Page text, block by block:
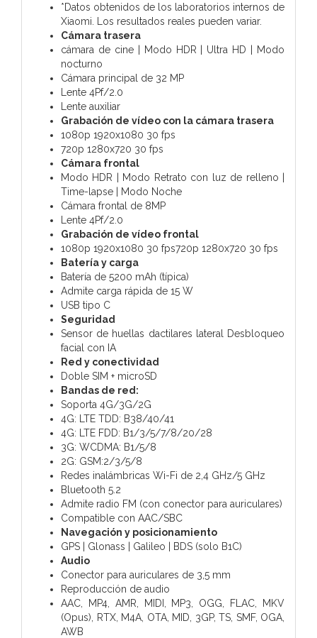
*Datos obtenidos de los laboratorios internos de
Xiaomi. Los resultados reales pueden variar.
Cámara trasera
cámara de cine | Modo HDR | Ultra HD | Modo
nocturno
Cámara principal de 32 MP
Lente 4Pf/2.0
Lente auxiliar
Grabación de vídeo con la cámara trasera
1080p 1920x1080 30 fps
720p 1280x720 30 fps
Cámara frontal
Modo HDR | Modo Retrato con luz de relleno |
Time-lapse | Modo Noche
Cámara frontal de 8MP
Lente 4Pf/2.0
Grabación de vídeo frontal
1080p 1920x1080 30 fps720p 1280x720 30 fps
Batería y carga
Batería de 5200 mAh (típica)
Admite carga rápida de 15 W
USB tipo C
Seguridad
Sensor de huellas dactilares lateral Desbloqueo
facial con IA
Red y conectividad
Doble SIM + microSD
Bandas de red:
Soporta 4G/3G/2G
4G: LTE TDD: B38/40/41
4G: LTE FDD: B1/3/5/7/8/20/28
3G: WCDMA: B1/5/8
2G: GSM:2/3/5/8
Redes inalámbricas Wi-Fi de 2,4 GHz/5 GHz
Bluetooth 5.2
Admite radio FM (con conector para auriculares)
Compatible con AAC/SBC
Navegación y posicionamiento
GPS | Glonass | Galileo | BDS (solo B1C)
Audio
Conector para auriculares de 3,5 mm
Reproducción de audio
AAC, MP4, AMR, MIDI, MP3, OGG, FLAC, MKV
(Opus), RTX, M4A, OTA, MID, 3GP, TS, SMF, OGA,
AWB